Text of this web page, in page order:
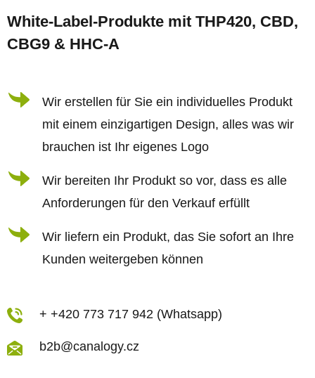
u
ß
z
White-Label-Produkte mit THP420, CBD,
CBG9 & HHC-A
Wir erstellen für Sie ein individuelles Produkt
mit einem einzigartigen Design, alles was wir
brauchen ist Ihr eigenes Logo
Wir bereiten Ihr Produkt so vor, dass es alle
Anforderungen für den Verkauf erfüllt
Wir liefern ein Produkt, das Sie sofort an Ihre
Kunden weitergeben können
+ +420 773 717 942 (Whatsapp)
b2b@canalogy.cz